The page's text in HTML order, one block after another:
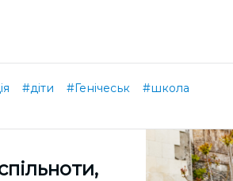
#діти #Генічеськ #школа